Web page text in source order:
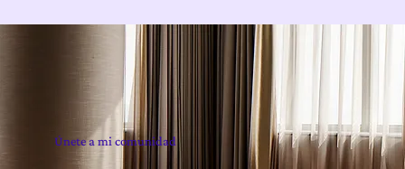
Únete a mi comunidad